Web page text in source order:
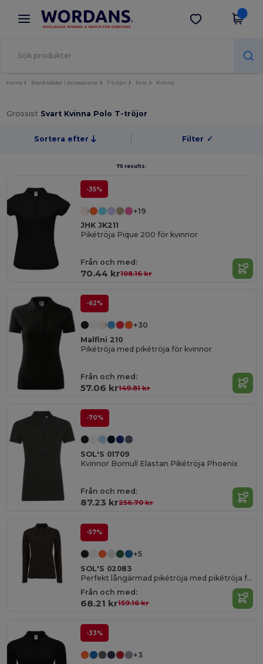
× Wordans-app
Bättre priser i appen!
Hämta app
Home Blank kläder | Accessoarer T-tröjor Polo Kvinna
Grossist Svart Kvinna Polo T-tröjor
Sortera efter Filter ✓
75 results.
-35%
+19
JHK JK211
Pikétröja Pique 200 för kvinnor
Från och med:
70.44 kr108.16 kr
-62%
+30
Malfini 210
Pikétröja med pikétröja för kvinnor
Från och med:
57.06 kr149.81 kr
-70%
SOL'S 01709
Kvinnor Bomull Elastan Pikétröja Phoenix
Från och med:
87.23 kr256.70 kr
-57%
+5
SOL'S 02083
Perfekt långärmad pikétröja med pikétröja för kvinnor
Från och med:
68.21 kr159.16 kr
-33%
+3